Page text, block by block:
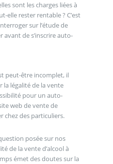
sont les charges liées à
elle rester rentable ? C’est
sur l’étude de
avant de s’inscrire auto-
peut-être incomplet, il
la légalité de la vente
pour un auto-
web de vente de
chez des particuliers.
posée sur nos
de la vente d’alcool à
émet des doutes sur la